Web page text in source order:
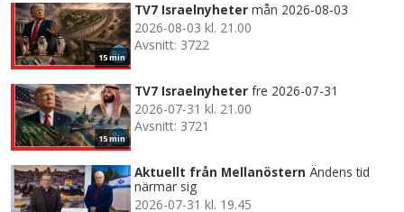
15 min
TV7 Israelnyheter mån 2026-08-03
2026-08-03 kl. 21.00
Avsnitt: 3722
15 min
TV7 Israelnyheter fre 2026-07-31
2026-07-31 kl. 21.00
Avsnitt: 3721
Aktuellt från Mellanöstern Ändens tid
närmar sig
2026-07-31 kl. 19.45